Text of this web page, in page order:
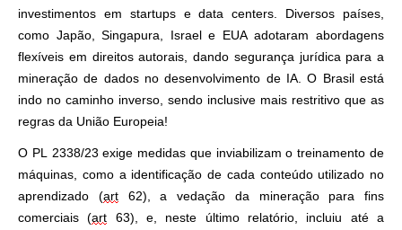
investimentos em startups e data centers. Diversos países,
como Japão, Singapura, Israel e EUA adotaram abordagens
flexíveis em direitos autorais, dando segurança jurídica para a
mineração de dados no desenvolvimento de IA. O Brasil está
indo no caminho inverso, sendo inclusive mais restritivo que as
regras da União Europeia!
O PL 2338/23 exige medidas que inviabilizam o treinamento de
máquinas, como a identificação de cada conteúdo utilizado no
aprendizado (art62), a vedação da mineração para fins
comerciais (art 63), e, neste último relatório, incluiu até a